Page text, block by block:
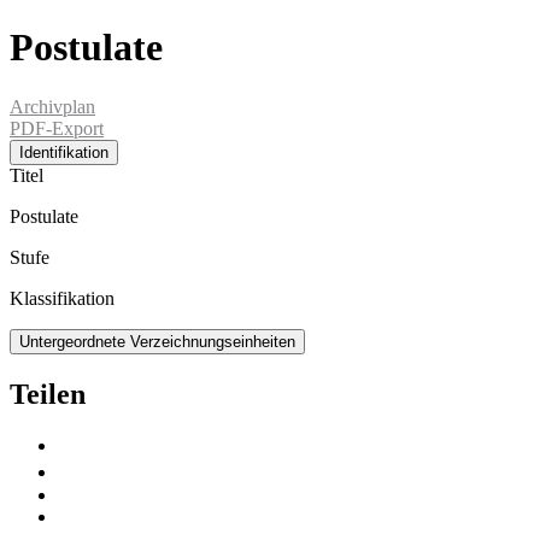
Postulate
Archivplan
PDF-Export
Identifikation
Titel
Postulate
Stufe
Klassifikation
Untergeordnete Verzeichnungseinheiten
Teilen